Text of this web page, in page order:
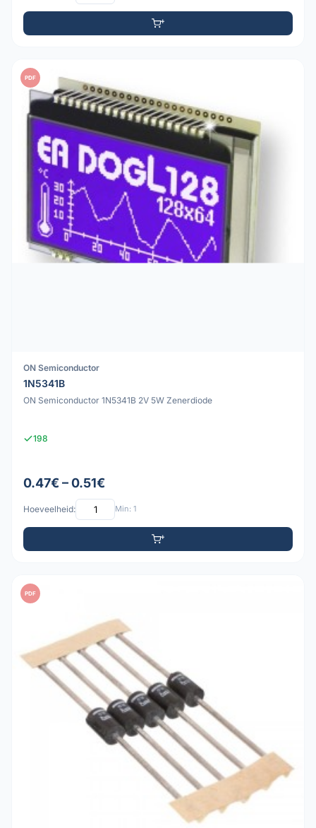
PDF
ON Semiconductor
1N5341B
ON Semiconductor 1N5341B 2V 5W Zenerdiode
198
0.47€ – 0.51€
Hoeveelheid: Min: 1
PDF